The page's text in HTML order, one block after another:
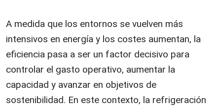
A medida que los entornos se vuelven más
intensivos en energía y los costes aumentan, la
eficiencia pasa a ser un factor decisivo para
controlar el gasto operativo, aumentar la
capacidad y avanzar en objetivos de
sostenibilidad. En este contexto, la refrigeración